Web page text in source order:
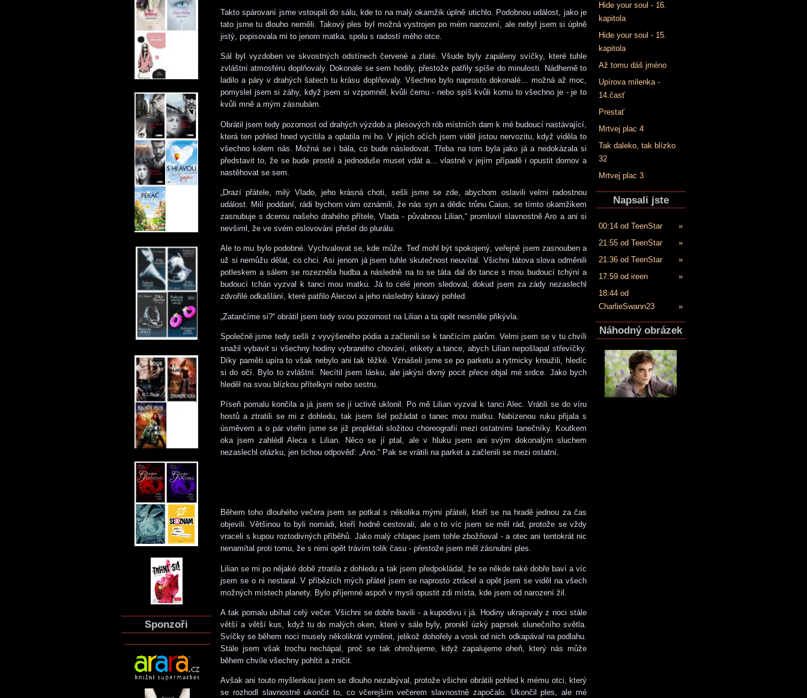
Sponzoři
Takto spárovaní jsme vstoupili do sálu, kde to na malý okamžik úplně utichlo. Podobnou událost, jako je
tato jsme tu dlouho neměli. Takový ples byl možná vystrojen po mém narození, ale nebyl jsem si úplně
jistý, popisovala mi to jenom matka, spolu s radostí mého otce.
Sál byl vyzdoben ve skvostných odstínech červené a zlaté. Všude byly zapáleny svíčky, které tuhle
zvláštní atmosféru doplňovaly. Dokonale se sem hodily, přestože patřily spíše do minulosti. Nádherně to
ladilo a páry v drahých šatech tu krásu doplňovaly. Všechno bylo naprosto dokonalé… možná až moc,
pomyslel jsem si záhy, když jsem si vzpomněl, kvůli čemu - nebo spíš kvůli komu to všechno je - je to
kvůli mně a mým zásnubám.
Obrátil jsem tedy pozornost od drahých výzdob a plesových rób místních dam k mé budoucí nastávající,
která ten pohled hned vycítila a oplatila mi ho. V jejích očích jsem viděl jistou nervozitu, když viděla to
všechno kolem nás. Možná se i bála, co bude následovat. Třeba na tom byla jako já a nedokázala si
představit to, že se bude prostě a jednoduše muset vdát a... vlastně v jejím případě i opustit domov a
nastěhovat se sem.
„Drazí přátele, milý Vlado, jeho krásná choti, sešli jsme se zde, abychom oslavili velmi radostnou
událost. Milí poddaní, rádi bychom vám oznámili, že nás syn a dědic trůnu Caius, se tímto okamžikem
zasnubuje s dcerou našeho drahého přítele, Vlada - půvabnou Lilian,“ promluvil slavnostně Aro a ani si
nevšiml, že ve svém oslovování přešel do plurálu.
Ale to mu bylo podobné. Vychvalovat se, kde může. Teď mohl být spokojený, veřejně jsem zasnouben a
už si nemůžu dělat, co chci. Asi jenom já jsem tuhle skutečnost neuvítal. Všichni tátova slova odměnili
potleskem a sálem se rozezněla hudba a následně na to se táta dal do tance s mou budoucí tchýní a
budoucí tchán vyzval k tanci mou matku. Já to celé jenom sledoval, dokud jsem za zády nezaslechl
zdvořilé odkašlání, které patřilo Alecovi a jeho následný káravý pohled.
„Zatančíme si?“ obrátil jsem tedy svou pozornost na Lilian a ta opět nesměle přikývla.
Společně jsme tedy sešli z vyvýšeného pódia a začlenili se k tančícím párům. Velmi jsem se v tu chvíli
snažil vybavit si všechny hodiny vybraného chování, etikety a tance, abych Lilian nepošlapal střevíčky.
Díky paměti upíra to však nebylo ani tak těžké. Vznášeli jsme se po parketu a rytmicky kroužili, hledíc
si do očí. Bylo to zvláštní. Necítil jsem lásku, ale jakýsi divný pocit přece objal mé srdce. Jako bych
hleděl na svou blízkou přítelkyni nebo sestru.
Píseň pomalu končila a já jsem se jí uctivě uklonil. Po mě Lilian vyzval k tanci Alec. Vrátili se do víru
hostů a ztratili se mi z dohledu, tak jsem šel požádat o tanec mou matku. Nabízenou ruku přijala s
úsměvem a o pár vteřin jsme se již proplétali složitou choreografií mezi ostatními tanečníky. Koutkem
oka jsem zahlédl Aleca s Lilian. Něco se jí ptal, ale v hluku jsem ani svým dokonalým sluchem
nezaslechl otázku, jen tichou odpověď: „Ano.“ Pak se vrátili na parket a začlenili se mezi ostatní.
Během toho dlouhého večera jsem se potkal s několika mými přáteli, kteří se na hradě jednou za čas
objevili. Většinou to byli nomádi, kteří hodně cestovali, ale o to víc jsem se měl rád, protože se vždy
vraceli s kupou roztodivných příběhů. Jako malý chlapec jsem tohle zbožňoval - a otec ani tentokrát nic
nenamítal proti tomu, že s nimi opět trávím tolik času - přestože jsem měl zásnubní ples.
Lilian se mi po nějaké době ztratila z dohledu a tak jsem předpokládal, že se někde také dobře baví a víc
jsem se o ni nestaral. V příbězích mých přátel jsem se naprosto ztrácel a opět jsem se viděl na všech
možných místech planety. Bylo příjemné aspoň v mysli opustit zdi místa, kde jsem od narození žil.
A tak pomalu ubíhal celý večer. Všichni se dobře bavili - a kupodivu i já. Hodiny ukrajovaly z noci stále
větší a větší kus, když tu do malých oken, které v sále byly, pronikl úzký paprsek slunečního světla.
Svíčky se během noci musely několikrát vyměnit, jelikož dohořely a vosk od nich odkapával na podlahu.
Stále jsem však trochu nechápal, proč se tak ohrožujeme, když zapalujeme oheň, který nás může
během chvíle všechny pohltit a zničit.
Avšak ani touto myšlenkou jsem se dlouho nezabýval, protože všichni obrátili pohled k mému otci, který
se rozhodl slavnostně ukončit to, co včerejším večerem slavnostně započalo. Ukončil ples, ale mé
Hide your soul - 16.
kapitola
Hide your soul - 15.
kapitola
Až tomu dáš jméno
Upírova milenka -
14.časť
Prestať
Mrtvej plac 4
Tak daleko, tak blízko
32
Mrtvej plac 3
Napsali jste
00:14 od TeenStar
»
21:55 od TeenStar
»
21:36 od TeenStar
»
17:59 od ireen
»
18:44 od
CharlieSwann23
»
Náhodný obrázek